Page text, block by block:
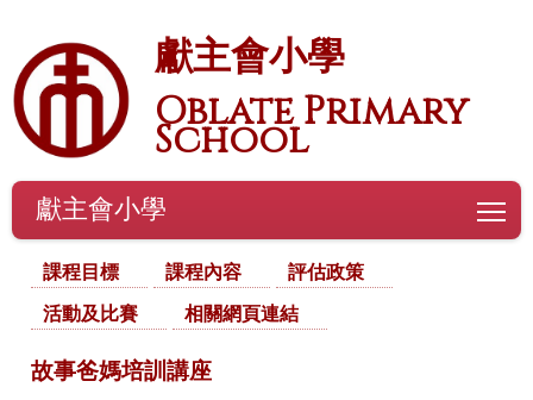
獻主會小學
Oblate Primary
School
獻主會小學
課程目標 課程內容
評估政策
活動及比賽
相關網頁連結
故事爸媽培訓講座